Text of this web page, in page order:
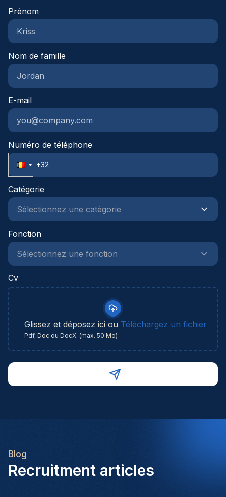
Prénom
Nom de famille
E-mail
Numéro de téléphone
Catégorie
Fonction
Cv
Glissez et déposez ici ou Téléchargez un fichier
Pdf, Doc ou DocX. (max. 50 Mo)
Blog
Recruitment articles